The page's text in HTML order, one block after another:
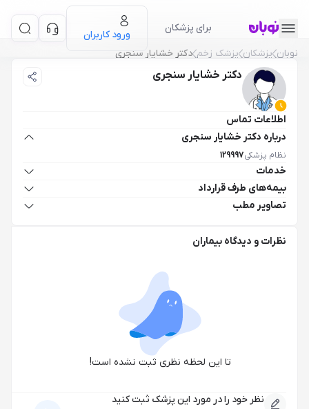
برای پزشکان
ورود کاربران
نوبان پزشکان پزشک زخم دکتر خشایار سنجری
دکتر خشایار سنجری
اطلاعات تماس
درباره دکتر خشایار سنجری
نظام پزشکی129997
خدمات
بیمه‌های طرف قرارداد
تصاویر مطب
نظرات و دیدگاه بیماران
تا این لحظه نظری ثبت نشده است!
نظر خود را در مورد این پزشک ثبت کنید